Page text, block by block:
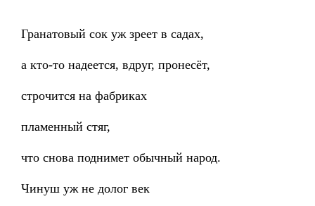
Гранатовый сок уж зреет в садах,
а кто-то надеется, вдруг, пронесёт,
строчится на фабриках
пламенный стяг,
что снова поднимет обычный народ.
Чинуш уж не долог век